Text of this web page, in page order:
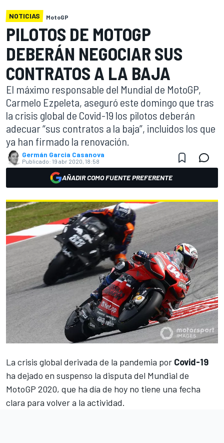
NOTICIAS MotoGP
PILOTOS DE MOTOGP
DEBERÁN NEGOCIAR SUS
CONTRATOS A LA BAJA
El máximo responsable del Mundial de MotoGP,
Carmelo Ezpeleta, aseguró este domingo que tras
la crisis global de Covid-19 los pilotos deberán
adecuar “sus contratos a la baja”, incluidos los que
ya han firmado la renovación.
Germán Garcia Casanova
Publicado: 19 abr 2020, 18:58
AÑADIR COMO FUENTE PREFERENTE
La crisis global derivada de la pandemia por Covid-19
ha dejado en suspenso la disputa del Mundial de
MotoGP 2020, que ha día de hoy no tiene una fecha
clara para volver a la actividad.